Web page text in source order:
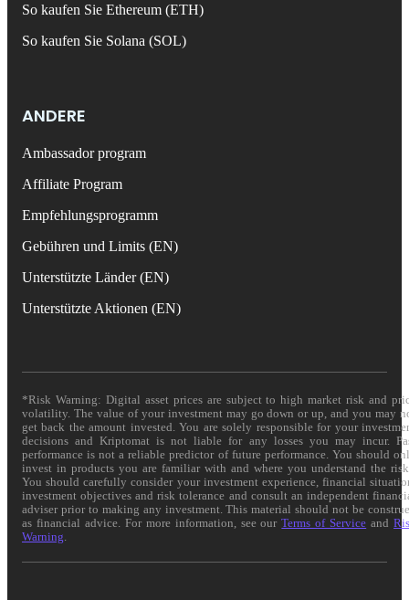
So kaufen Sie Ethereum (ETH)
So kaufen Sie Solana (SOL)
ANDERE
Ambassador program
Affiliate Program
Empfehlungsprogramm
Gebühren und Limits (EN)
Unterstützte Länder (EN)
Unterstützte Aktionen (EN)
*Risk Warning: Digital asset prices are subject to high market risk and
volatility. The value of your investment may go down or up, and you may
get back the amount invested. You are solely responsible for your
decisions and Kriptomat is not liable for any losses you may incur.
performance is not a reliable predictor of future performance. You should
invest in products you are familiar with and where you understand the
You should carefully consider your investment experience, financial
investment objectives and risk tolerance and consult an independent
adviser prior to making any investment. This material should not be
as financial advice. For more information, see ourTerms of Service and
Warning